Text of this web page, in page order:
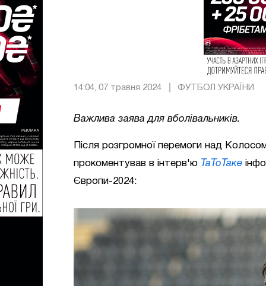
14:04, 07 травня 2024 ФУТБОЛ УКРАЇНИ
Важлива заява для вболівальників.
Після розгромної перемоги над
прокоментував в інтерв'ю ТаТоТаке
Європи-2024: